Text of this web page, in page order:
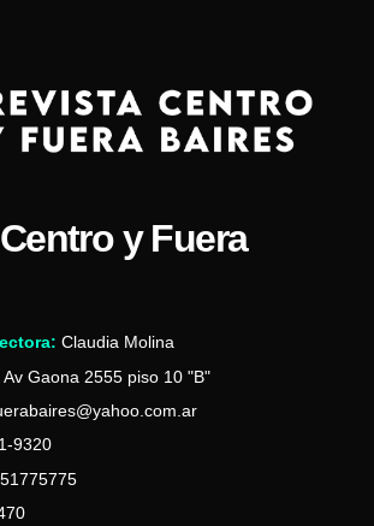
y Fuera
Claudia Molina
Av Gaona 2555 piso 10 "B"
9320
51775775